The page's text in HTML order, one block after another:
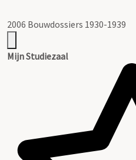
2006 Bouwdossiers 1930-1939
Mijn Studiezaal